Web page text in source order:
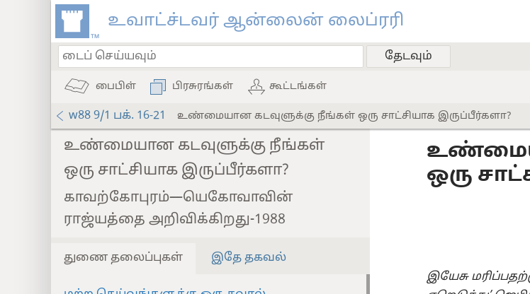
உவாட்ச்டவர் ஆன்லைன் லைப்ரரி
பைபிள் பிரசுரங்கள் கூட்டங்கள்
w88 9/1 பக். 16-21 உண்மையான கடவுளுக்கு நீங்கள் ஒரு சாட்சியாக இருப்பீர்களா?
உண்மையான கடவுளுக்கு நீங்கள்
ஒரு சாட்சியாக இருப்பீர்களா?
காவற்கோபுரம்—யெகோவாவின்
ராஜ்யத்தை அறிவிக்கிறது-1988
துணை தலைப்புகள் இதே தகவல்
ஒரு
இயேசு